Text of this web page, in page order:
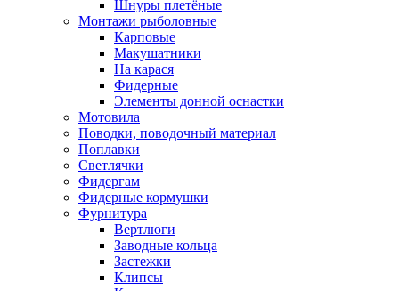
Шнуры плетёные
Монтажи рыболовные
Карповые
Макушатники
На карася
Фидерные
Элементы донной оснастки
Мотовила
Поводки, поводочный материал
Поплавки
Светлячки
Фидергам
Фидерные кормушки
Фурнитура
Вертлюги
Заводные кольца
Застежки
Клипсы